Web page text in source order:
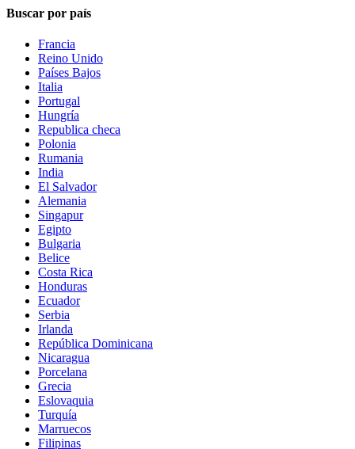
Buscar por país
Francia
Reino Unido
Países Bajos
Italia
Portugal
Hungría
Republica checa
Polonia
Rumania
India
El Salvador
Alemania
Singapur
Egipto
Bulgaria
Belice
Costa Rica
Honduras
Ecuador
Serbia
Irlanda
República Dominicana
Nicaragua
Porcelana
Grecia
Eslovaquia
Turquía
Marruecos
Filipinas